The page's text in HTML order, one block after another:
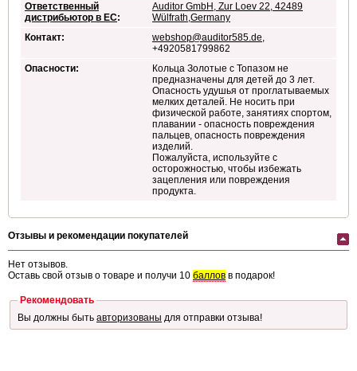
Ответственный
дистрибьютор в ЕС:
Auditor GmbH, Zur Loev 22, 42489
Wülfrath,Germany
Контакт:
webshop@auditor585.de,
+4920581799862
Опасности:
Кольца Золотые с Топазом не
предназначены для детей до 3 лет.
Опасность удушья от проглатываемых
мелких деталей. Не носить при
физической работе, занятиях спортом,
плавании - опасность повреждения
пальцев, опасность повреждения
изделий.
Пожалуйста, используйте с
осторожностью, чтобы избежать
зацепления или повреждения
продукта.
Отзывы и рекомендации покупателей
Нет отзывов.
Оставь свой отзыв о товаре и получи 10 баллов в подарок!
Рекомендовать
Вы должны быть авторизованы для отправки отзыва!